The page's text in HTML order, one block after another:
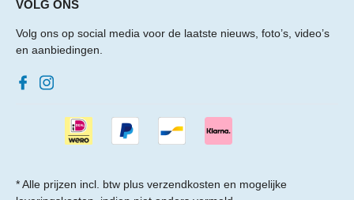
VOLG ONS
Volg ons op social media voor de laatste nieuws, foto’s, video’s
en aanbiedingen.
* Alle prijzen incl. btw plus verzendkosten en mogelijke